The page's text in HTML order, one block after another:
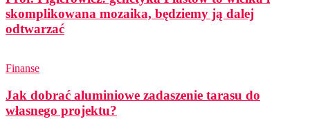
skomplikowana mozaika, będziemy ją dalej
odtwarzać
Finanse
Jak dobrać aluminiowe zadaszenie tarasu do
własnego projektu?